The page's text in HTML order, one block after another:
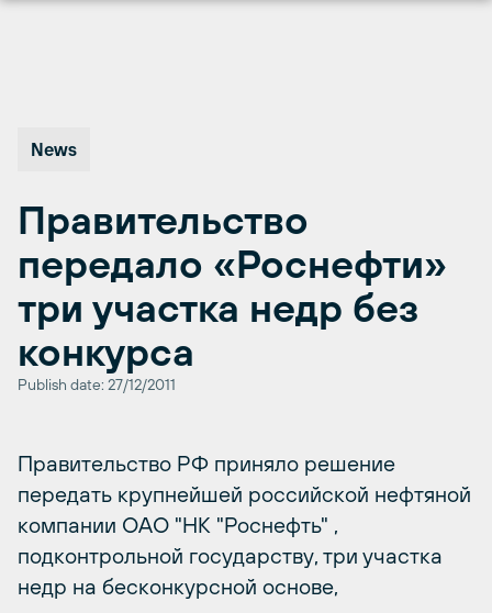
News
Правительство
передало «Роснефти»
три участка недр без
конкурса
Publish date: 27/12/2011
Правительство РФ приняло решение
передать крупнейшей российской нефтяной
компании ОАО "НК "Роснефть" ,
подконтрольной государству, три участка
недр на бесконкурсной основе,